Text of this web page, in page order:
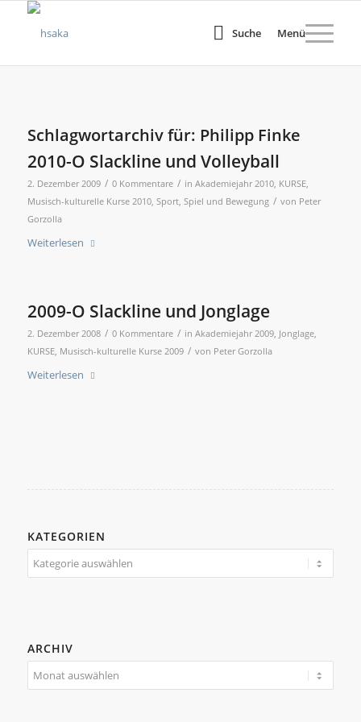
Suche Menü
Schlagwortarchiv für: Philipp Finke
2010-O Slackline und Volleyball
2. Dezember 2009 / 0 Kommentare / in Akademiejahr 2010, KURSE,
Musisch-kulturelle Kurse 2010, Sport, Spiel und Bewegung / von Peter
Gorzolla
Weiterlesen
2009-O Slackline und Jonglage
2. Dezember 2008 / 0 Kommentare / in Akademiejahr 2009, Jonglage,
KURSE, Musisch-kulturelle Kurse 2009 / von Peter Gorzolla
Weiterlesen
KATEGORIEN
Kategorien
ARCHIV